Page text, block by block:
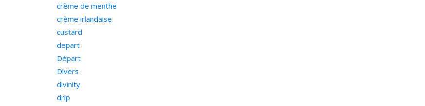
crème de menthe
crème irlandaise
custard
depart
Départ
Divers
divinity
drip